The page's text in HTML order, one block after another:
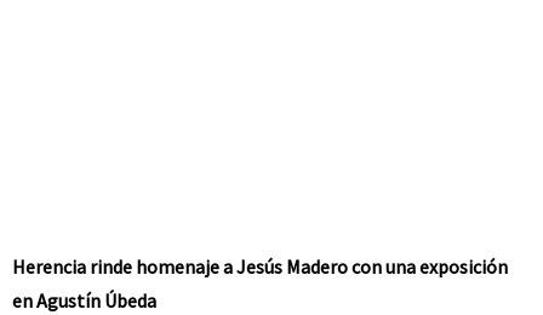
Herencia rinde homenaje a Jesús Madero con una exposición
en Agustín Úbeda